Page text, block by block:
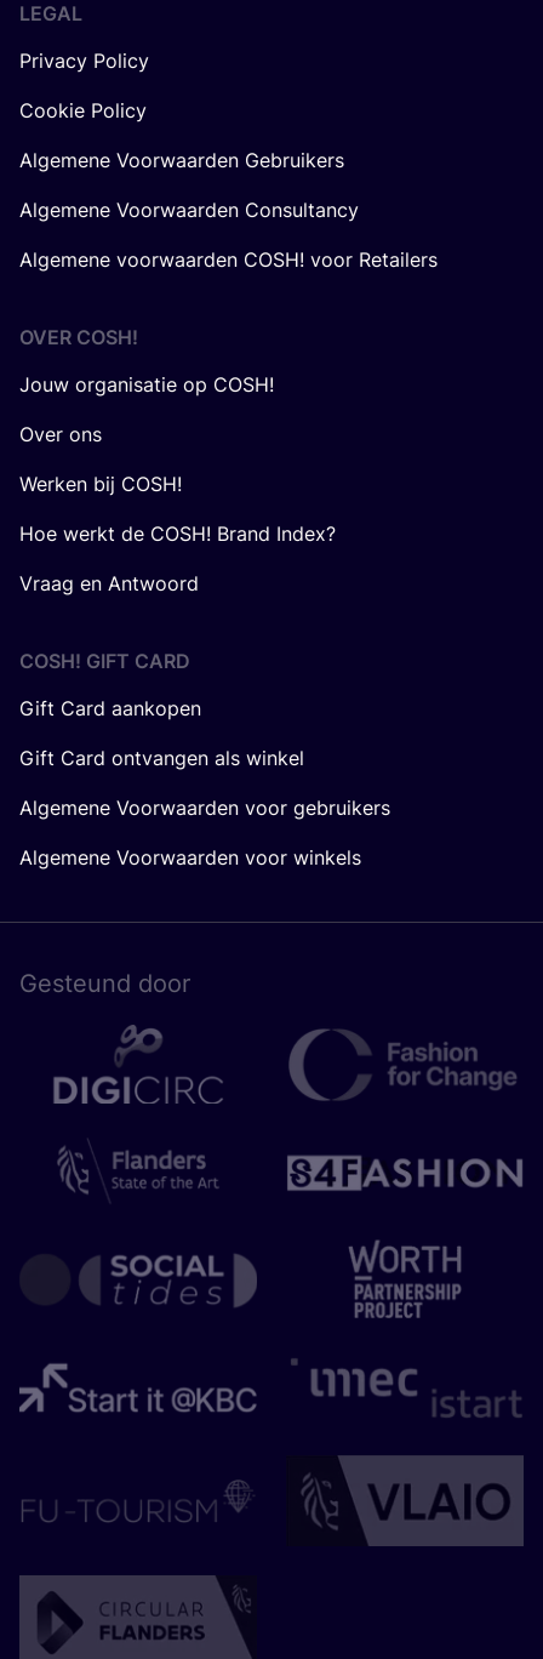
LEGAL
Privacy Policy
Cookie Policy
Algemene Voorwaarden Gebruikers
Algemene Voorwaarden Consultancy
Algemene voorwaarden COSH! voor Retailers
OVER COSH!
Jouw organisatie op COSH!
Over ons
Werken bij COSH!
Hoe werkt de COSH! Brand Index?
Vraag en Antwoord
COSH! GIFT CARD
Gift Card aankopen
Gift Card ontvangen als winkel
Algemene Voorwaarden voor gebruikers
Algemene Voorwaarden voor winkels
Gesteund door